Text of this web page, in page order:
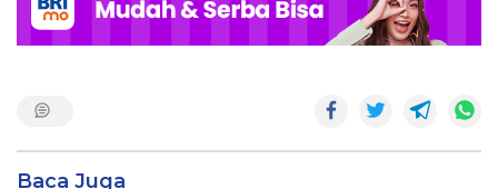
Baca Juga